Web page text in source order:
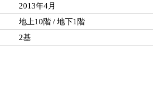
2013年4月
地上10階 / 地下1階
2基